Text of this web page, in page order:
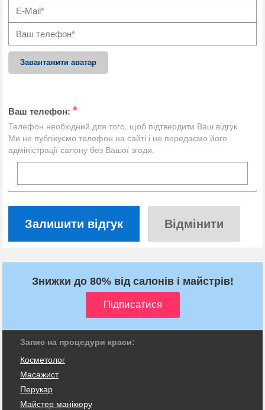
Завантажити аватар
Ваш телефон: *
Телефон необхідний для того, щоб підтвердити Ваш відгук
Ми не публікуємо телефон на сайті і не передаємо його
адміністрації салону без Вашої згоди.
Залишити відгук Відмінити
Знижки до 80% від салонів і майстрів!
Запис на процедури краси:
Косметолог
Масажист
Перукар
Майстер манікюру